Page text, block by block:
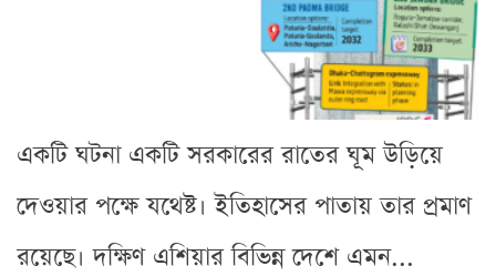
একটি ঘটনা একটি সরকারের রাতের ঘূম উড়িয়ে
দেওয়ার পক্ষে যথেষ্ট। ইতিহাসের পাতায় তার প্রমাণ
রয়েছে। দক্ষিণ এশিয়ার বিভিন্ন দেশে এমন...